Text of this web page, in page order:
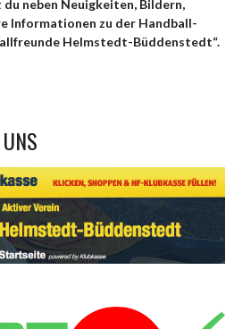
neben Neuigkeiten, Bildern,
Informationen zu der Handball-
Helmstedt-Büddenstedt“.